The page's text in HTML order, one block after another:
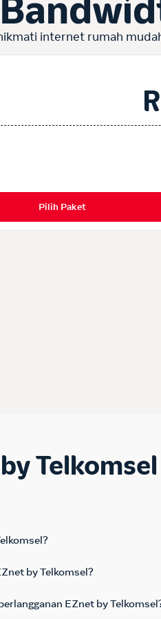
internet rumah
Pilih Paket
Telkomsel
by Telkomsel?
EZnet by